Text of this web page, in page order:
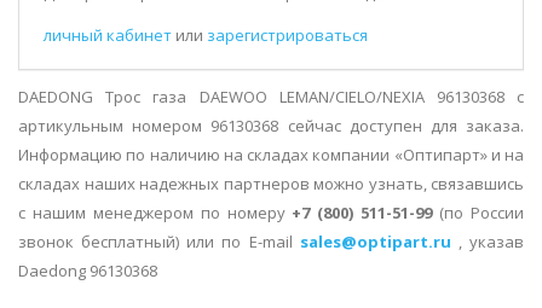
личный кабинет или зарегистрироваться
DAEDONG Трос газа DAEWOO LEMAN/CIELO/NEXIA 96130368 с
артикульным номером 96130368 сейчас доступен для заказа.
Информацию по наличию на складах компании «Оптипарт» и на
складах наших надежных партнеров можно узнать, связавшись
с нашим менеджером по номеру +7 (800) 511-51-99(по России
звонок бесплатный) или по E-mail sales@optipart.ru , указав
Daedong 96130368